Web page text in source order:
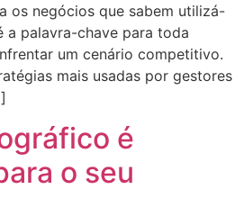
os negócios que sabem utilizá-
a palavra-chave para toda
um cenário competitivo.
mais usadas por gestores
é
o seu